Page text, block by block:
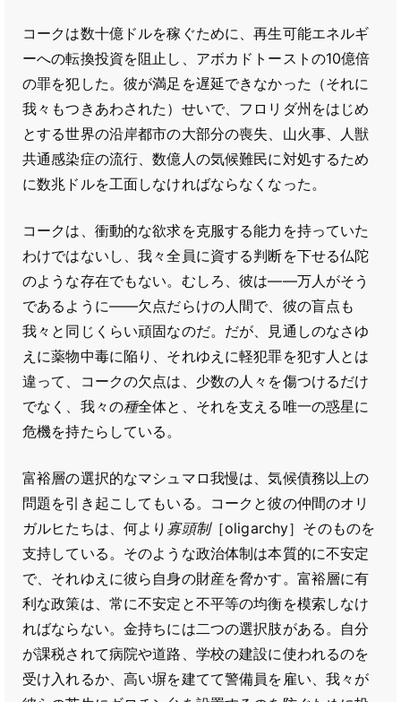
コークは数十億ドルを稼ぐために、再生可能エネルギ
ーへの転換投資を阻止し、アボカドトーストの10億倍
の罪を犯した。彼が満足を遅延できなかった（それに
我々もつきあわされた）せいで、フロリダ州をはじめ
とする世界の沿岸都市の大部分の喪失、山火事、人獣
共通感染症の流行、数億人の気候難民に対処するため
に数兆ドルを工面しなければならなくなった。
コークは、衝動的な欲求を克服する能力を持っていた
わけではないし、我々全員に資する判断を下せる仏陀
のような存在でもない。むしろ、彼は――万人がそう
であるように――欠点だらけの人間で、彼の盲点も
我々と同じくらい頑固なのだ。だが、見通しのなさゆ
えに薬物中毒に陥り、それゆえに軽犯罪を犯す人とは
違って、コークの欠点は、少数の人々を傷つけるだけ
でなく、我々の種全体と、それを支える唯一の惑星に
危機を持たらしている。
富裕層の選択的なマシュマロ我慢は、気候債務以上の
問題を引き起こしてもいる。コークと彼の仲間のオリ
ガルヒたちは、何より寡頭制［oligarchy］そのものを
支持している。そのような政治体制は本質的に不安定
で、それゆえに彼ら自身の財産を脅かす。富裕層に有
利な政策は、常に不安定と不平等の均衡を模索しなけ
ればならない。金持ちには二つの選択肢がある。自分
が課税されて病院や道路、学校の建設に使われるのを
受け入れるか、高い塀を建てて警備員を雇い、我々が